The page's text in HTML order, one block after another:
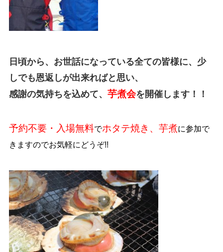
日頃から、お世話になっている全ての皆様に、少
しでも恩返しが出来ればと思い、
感謝の気持ちを込めて、 芋煮会を開催します！！
予約不要・入場無料でホタテ焼き、芋煮に参加で
きますのでお気軽にどうぞ!!